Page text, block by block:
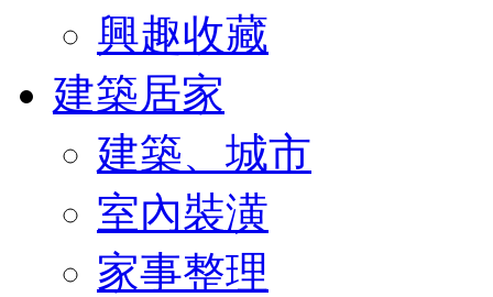
興趣收藏
建築居家
建築、城市
室內裝潢
家事整理